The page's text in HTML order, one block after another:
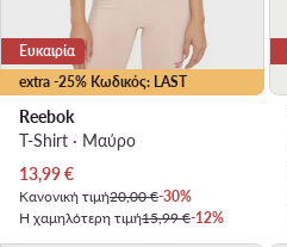
extra -25% Κωδικός: LAST
Ευκαιρία
Reebok
T-Shirt · Μαύρο
Τρέχουσα τιμή
13,99€
Κανονική τιμή20,00 €-30%
Η χαμηλότερη τιμή15,99 €-12%